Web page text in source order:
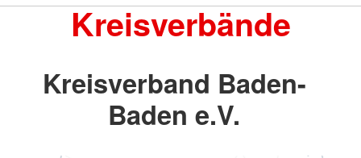
Kreisverbände
Kreisverband Baden-
Baden e.V.